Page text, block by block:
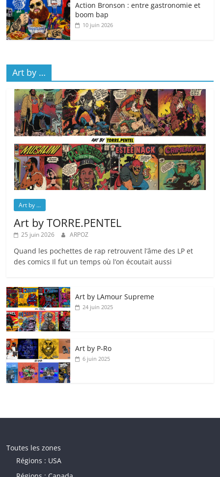
Action Bronson : entre gastronomie et
boom bap
10 juin 2026
Art by …
Art by ...
Art by TORRE.PENTEL
25 juin 2026 ARPOZ
Quand les pochettes de rap retrouvent l’âme des LP et
des comics Il fut un temps où l’on écoutait aussi
Art by LAmour Supreme
24 juin 2025
Art by P‑Ro
6 juin 2025
Toutes les zones
Régions : USA